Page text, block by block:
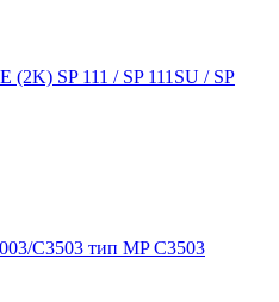
(2K) SP 111 / SP 111SU / SP
C3503 тип MP C3503